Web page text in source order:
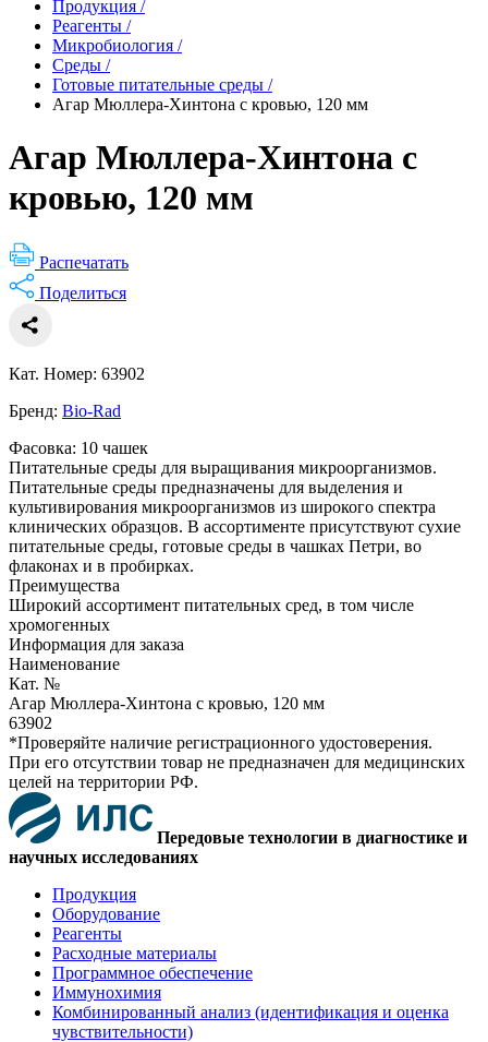
Продукция /
Реагенты /
Микробиология /
Среды /
Готовые питательные среды /
Агар Мюллера-Хинтона с кровью, 120 мм
Агар Мюллера-Хинтона с
кровью, 120 мм
Распечатать
Поделиться
Кат. Номер: 63902
Бренд: Bio-Rad
Фасовка: 10 чашек
Питательные среды для выращивания микроорганизмов.
Питательные среды предназначены для выделения и
культивирования микроорганизмов из широкого спектра
клинических образцов. В ассортименте присутствуют сухие
питательные среды, готовые среды в чашках Петри, во
флаконах и в пробирках.
Преимущества
Широкий ассортимент питательных сред, в том числе
хромогенных
Информация для заказа
Наименование
Кат. №
Агар Мюллера-Хинтона с кровью, 120 мм
63902
*Проверяйте наличие регистрационного удостоверения.
При его отсутствии товар не предназначен для медицинских
целей на территории РФ.
Передовые технологии в диагностике и
научных исследованиях
Продукция
Оборудование
Реагенты
Расходные материалы
Программное обеспечение
Иммунохимия
Комбинированный анализ (идентификация и оценка
чувствительности)